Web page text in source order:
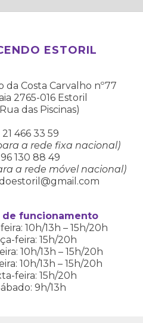
ESTORIL
da Costa Carvalho nº77
2765-016 Estoril
das Piscinas)
21 466 33 59
a rede fixa nacional)
96 130 88 49
a rede móvel nacional)
de funcionamento
10h/13h – 15h/20h
feira: 15h/20h
10h/13h – 15h/20h
10h/13h – 15h/20h
feira: 15h/20h
9h/13h